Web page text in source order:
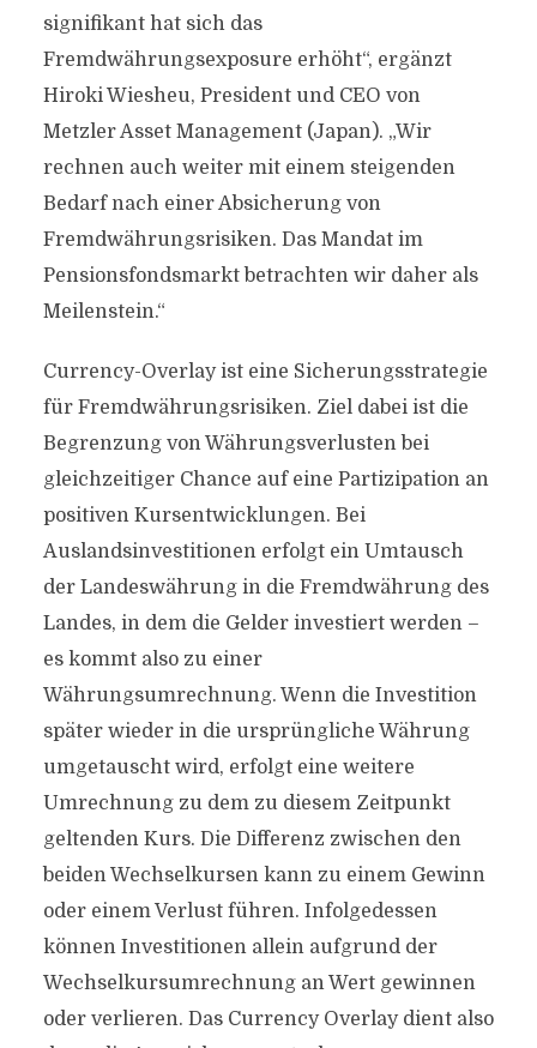
signifikant hat sich das
Fremdwährungsexposure erhöht“, ergänzt
Hiroki Wiesheu, President und CEO von
Metzler Asset Management (Japan). „Wir
rechnen auch weiter mit einem steigenden
Bedarf nach einer Absicherung von
Fremdwährungsrisiken. Das Mandat im
Pensionsfondsmarkt betrachten wir daher als
Meilenstein.“
Currency-Overlay ist eine Sicherungsstrategie
für Fremdwährungsrisiken. Ziel dabei ist die
Begrenzung von Währungsverlusten bei
gleichzeitiger Chance auf eine Partizipation an
positiven Kursentwicklungen. Bei
Auslandsinvestitionen erfolgt ein Umtausch
der Landeswährung in die Fremdwährung des
Landes, in dem die Gelder investiert werden –
es kommt also zu einer
Währungsumrechnung. Wenn die Investition
später wieder in die ursprüngliche Währung
umgetauscht wird, erfolgt eine weitere
Umrechnung zu dem zu diesem Zeitpunkt
geltenden Kurs. Die Differenz zwischen den
beiden Wechselkursen kann zu einem Gewinn
oder einem Verlust führen. Infolgedessen
können Investitionen allein aufgrund der
Wechselkursumrechnung an Wert gewinnen
oder verlieren. Das Currency Overlay dient also